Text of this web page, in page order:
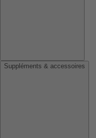
Suppléments & accessoires